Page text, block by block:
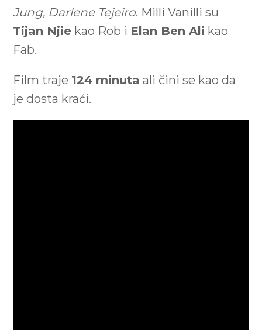
Jung, Darlene Tejeiro. Milli Vanilli su
Tijan Njie kao Rob i Elan Ben Ali kao
Fab.
Film traje 124 minuta ali čini se kao da
je dosta kraći.